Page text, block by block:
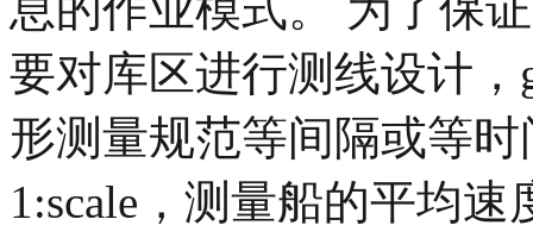
要对库区进行测线设计
形测量规范等间隔或等
1:scale，测量船的平均